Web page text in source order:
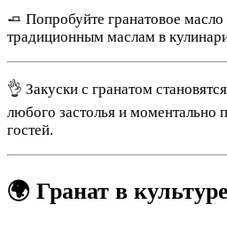
🧈 Попробуйте гранатовое масло
традиционным маслам в
👌 Закуски с гранатом
любого застолья и моментально
гостей.
🌍 Гранат в